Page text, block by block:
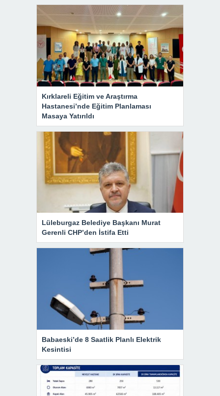
Kırklareli Eğitim ve Araştırma
Hastanesi’nde Eğitim Planlaması
Masaya Yatırıldı
Lüleburgaz Belediye Başkanı Murat
Gerenli CHP’den İstifa Etti
Babaeski’de 8 Saatlik Planlı Elektrik
Kesintisi